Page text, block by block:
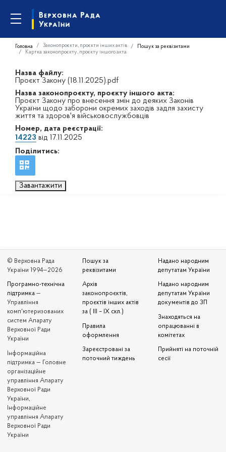
Головна Законопроєкти, проєкти інших актів
Пошук за реквізитами
Картка законопроєкту, проєкту іншого акта
Назва файлу:
Проєкт Закону (18.11.2025).pdf
Назва законопроєкту, проєкту іншого акта:
Проєкт Закону про внесення змін до деяких Законів
України щодо заборони окремих заходів задля захисту
життя та здоров'я військовослужбовців
Номер, дата реєстрації:
14223 від 17.11.2025
Поділитись:
Завантажити
© Верховна Рада
України 1994—2026
Програмно-технічна
підтримка —
Управління
комп'ютеризованих
систем Апарату
Верховної Ради
України
Iнформаційна
підтримка — Головне
організаційне
управління Апарату
Верховної Ради
України,
Інформаційне
управління Апарату
Верховної Ради
України
Пошук за
реквізитами
Архів
законопроєктів,
проєктів інших актів
за ( III – IX скл.)
Правила
оформлення
Зареєстровані за
поточний тиждень
Надано народним
депутатам України
Надано народним
депутатам України
документів до ЗП
Знаходяться на
опрацюванні в
комітетах
Прийняті на поточній
сесії